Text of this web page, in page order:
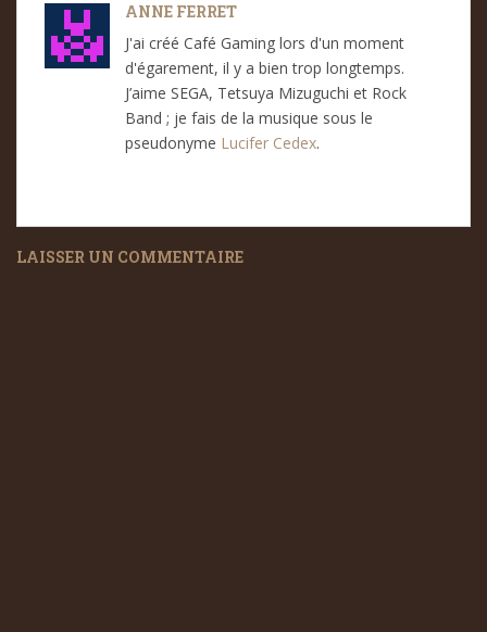
ANNE FERRET
J'ai créé Café Gaming lors d'un moment
d'égarement, il y a bien trop longtemps.
J’aime SEGA, Tetsuya Mizuguchi et Rock
Band ; je fais de la musique sous le
pseudonyme Lucifer Cedex.
LAISSER UN COMMENTAIRE